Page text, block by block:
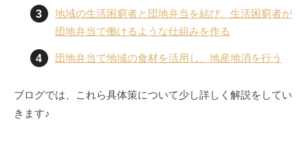
地域の生活困窮者と団地弁当を結び、生活困窮者が
団地弁当で働けるような仕組みを作る
団地弁当で地域の食材を活用し、地産地消を行う
ブログでは、これら具体策について少し詳しく解説をしてい
きます♪